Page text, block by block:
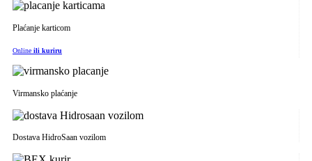
Plaćanje karticom
Online ili kuriru
Virmansko plaćanje
Dostava HidroSaan vozilom